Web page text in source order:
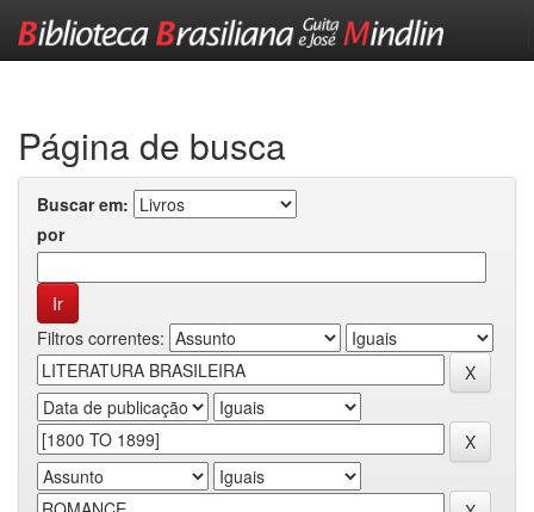
Página de busca
Buscar em:
por
Filtros correntes: